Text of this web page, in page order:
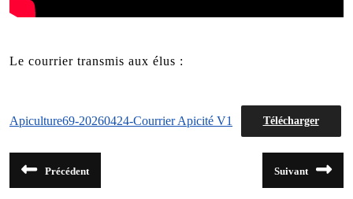
Le courrier transmis aux élus :
Apiculture69-20260424-Courrier Apicité V1 Télécharger
Navigation
de
Précédent
précédent
Suivant
suivant